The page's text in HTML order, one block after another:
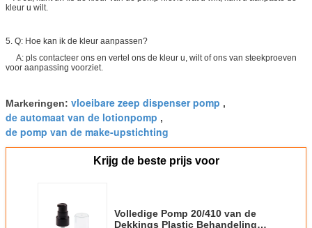
kleur u wilt.
5. Q: Hoe kan ik de kleur aanpassen?
A: pls contacteer ons en vertel ons de kleur u, wilt of ons van steekproeven
voor aanpassing voorziet.
Markeringen: vloeibare zeep dispenser pomp ,
de automaat van de lotionpomp ,
de pomp van de make-upstichting
Krijg de beste prijs voor
Volledige Pomp 20/410 van de
Dekkings Plastic Behandeling